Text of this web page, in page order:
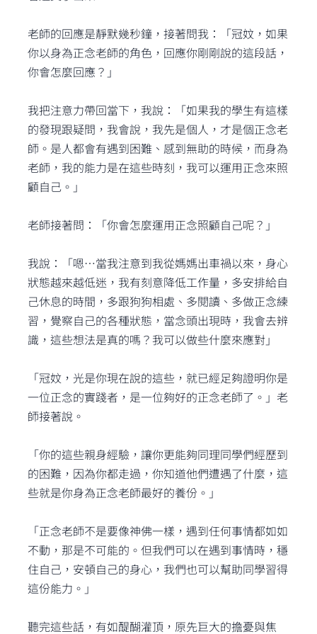
老師的回應是靜默幾秒鐘，接著問我：「冠妏，如果
你以身為正念老師的角色，回應你剛剛說的這段話，
你會怎麼回應？」
我把注意力帶回當下，我說：「如果我的學生有這樣
的發現跟疑問，我會說，我先是個人，才是個正念老
師。是人都會有遇到困難、感到無助的時候，而身為
老師，我的能力是在這些時刻，我可以運用正念來照
顧自己。」
老師接著問：「你會怎麼運用正念照顧自己呢？」
我說：「嗯⋯當我注意到我從媽媽出車禍以來，身心
狀態越來越低迷，我有刻意降低工作量，多安排給自
己休息的時間，多跟狗狗相處、多閱讀、多做正念練
習，覺察自己的各種狀態，當念頭出現時，我會去辨
識，這些想法是真的嗎？我可以做些什麼來應對」
「冠妏，光是你現在說的這些，就已經足夠證明你是
一位正念的實踐者，是一位夠好的正念老師了。」老
師接著說。
「你的這些親身經驗，讓你更能夠同理同學們經歷到
的困難，因為你都走過，你知道他們遭遇了什麼，這
些就是你身為正念老師最好的養份。」
「正念老師不是要像神佛一樣，遇到任何事情都如如
不動，那是不可能的。但我們可以在遇到事情時，穩
住自己，安頓自己的身心，我們也可以幫助同學習得
這份能力。」
聽完這些話，有如醍醐灌頂，原先巨大的擔憂與焦